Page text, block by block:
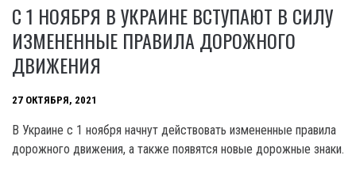
С 1 НОЯБРЯ В УКРАИНЕ ВСТУПАЮТ В СИЛУ
ИЗМЕНЕННЫЕ ПРАВИЛА ДОРОЖНОГО
ДВИЖЕНИЯ
27 ОКТЯБРЯ, 2021
В Украине с 1 ноября начнут действовать измененные правила
дорожного движения, а также появятся новые дорожные знаки.